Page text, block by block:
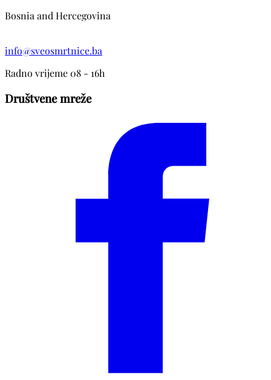
Bosnia and Hercegovina
info@sveosmrtnice.ba
Radno vrijeme 08 - 16h
Društvene mreže